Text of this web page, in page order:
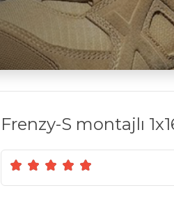
Frenzy-S montajlı